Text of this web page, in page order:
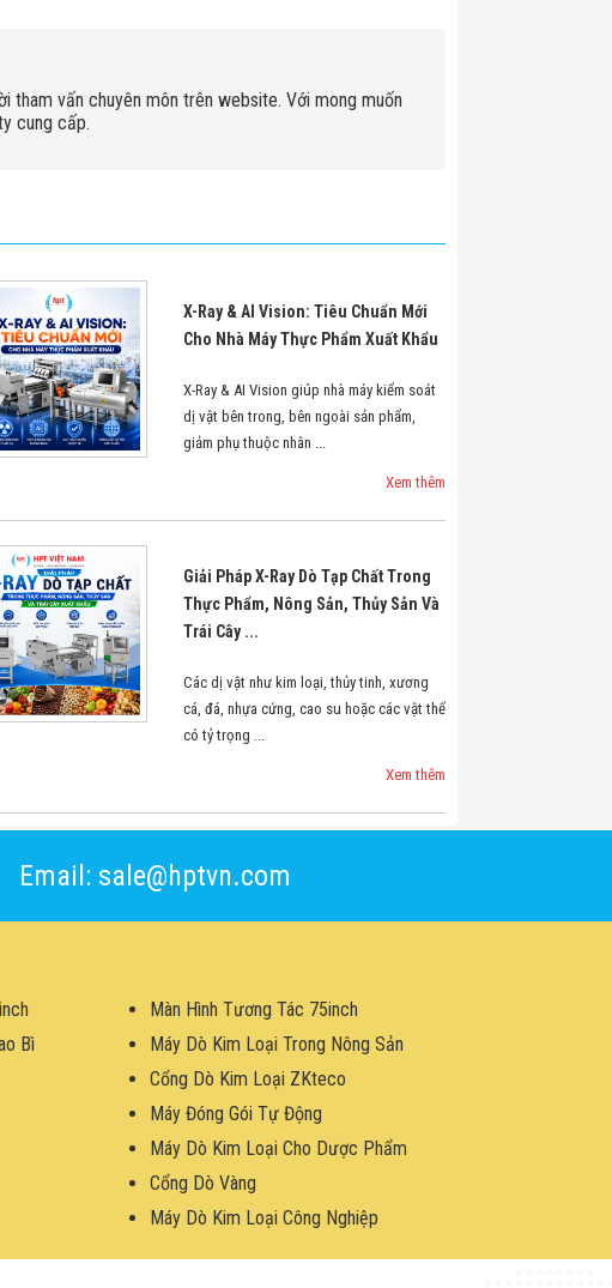
tham vấn chuyên môn trên website. Với mong muốn
cung cấp.
X-Ray & AI Vision: Tiêu Chuẩn Mới
Cho Nhà Máy Thực Phẩm Xuất Khẩu
X-Ray & AI Vision giúp nhà máy kiểm soát
dị vật bên trong, bên ngoài sản phẩm,
giảm phụ thuộc nhân ...
Xem thêm
Giải Pháp X-Ray Dò Tạp Chất Trong
Thực Phẩm, Nông Sản, Thủy Sản Và
Trái Cây ...
Các dị vật như kim loại, thủy tinh, xương
cá, đá, nhựa cứng, cao su hoặc các vật thể
có tỷ trọng ...
Xem thêm
Email: sale@hptvn.com
Màn Hình Tương Tác 75inch
Bì
Máy Dò Kim Loại Trong Nông Sản
Cổng Dò Kim Loại ZKteco
Máy Đóng Gói Tự Động
Máy Dò Kim Loại Cho Dược Phẩm
Cổng Dò Vàng
Máy Dò Kim Loại Công Nghiệp